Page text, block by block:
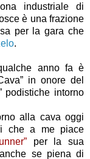
industriale di
è una frazione
per la gara che
.
anno fa è
in onore del
podistiche intorno
alla cava oggi
che a me piace
per la sua
se piena di